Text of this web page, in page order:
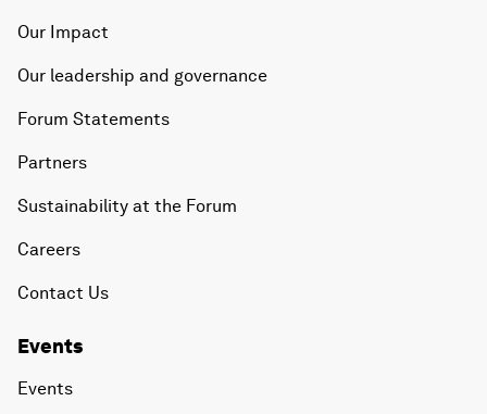
Our Impact
Our leadership and governance
Forum Statements
Partners
Sustainability at the Forum
Careers
Contact Us
Events
Events